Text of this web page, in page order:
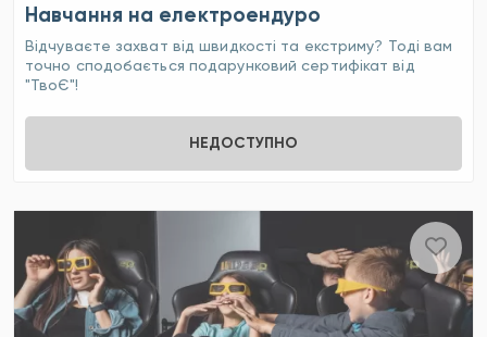
Навчання на електроендуро
Відчуваєте захват від швидкості та екстриму? Тоді вам
точно сподобається подарунковий сертифікат від
"ТвоЄ"!
НЕДОСТУПНО